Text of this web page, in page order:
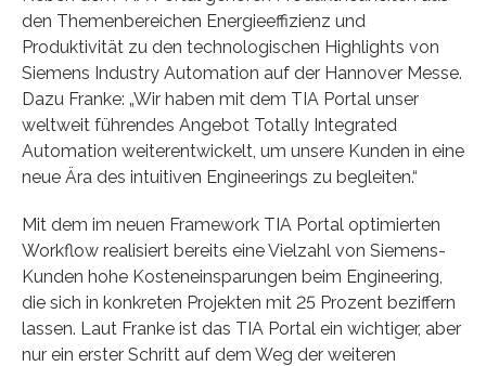
den Themenbereichen Energieeffizienz und
Produktivität zu den technologischen Highlights von
Siemens Industry Automation auf der Hannover Messe.
Dazu Franke: „Wir haben mit dem TIA Portal unser
weltweit führendes Angebot Totally Integrated
Automation weiterentwickelt, um unsere Kunden in eine
neue Ära des intuitiven Engineerings zu begleiten.“
Mit dem im neuen Framework TIA Portal optimierten
Workflow realisiert bereits eine Vielzahl von Siemens-
Kunden hohe Kosteneinsparungen beim Engineering,
die sich in konkreten Projekten mit 25 Prozent beziffern
lassen. Laut Franke ist das TIA Portal ein wichtiger, aber
nur ein erster Schritt auf dem Weg der weiteren